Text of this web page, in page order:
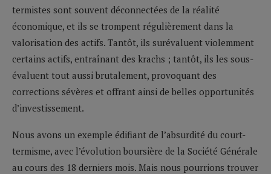
termistes sont souvent déconnectées de la réalité
économique, et ils se trompent régulièrement dans la
valorisation des actifs. Tantôt, ils surévaluent violemment
certains actifs, entraînant des krachs ; tantôt, ils les sous-
évaluent tout aussi brutalement, provoquant des
corrections sévères et offrant ainsi de belles opportunités
d’investissement.
Nous avons un exemple édifiant de l’absurdité du court-
termisme, avec l’évolution boursière de la Société Générale
au cours des 18 derniers mois. Mais nous pourrions trouver